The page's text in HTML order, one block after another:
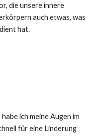
die unsere innere
auch etwas, was
hat.
ich meine Augen im
für eine Linderung